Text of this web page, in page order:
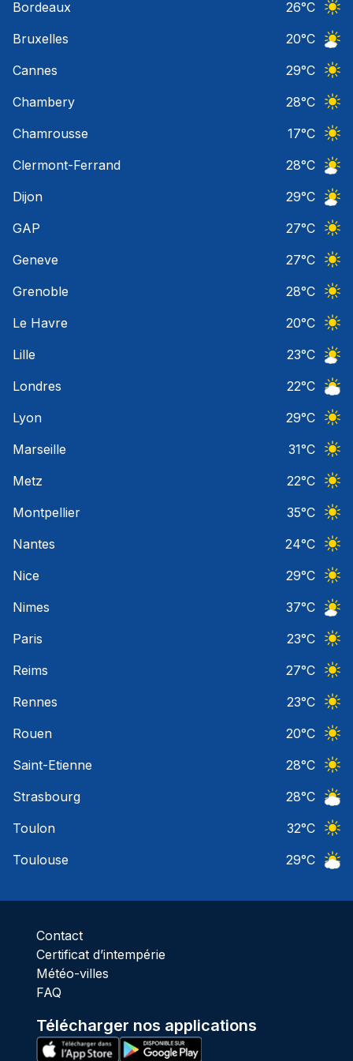
Bordeaux
26°C
Bruxelles
20°C
Cannes
29°C
Chambery
28°C
Chamrousse
17°C
Clermont-Ferrand
28°C
Dijon
29°C
GAP
27°C
Geneve
27°C
Grenoble
28°C
Le Havre
20°C
Lille
23°C
Londres
22°C
Lyon
29°C
Marseille
31°C
Metz
22°C
Montpellier
35°C
Nantes
24°C
Nice
29°C
Nimes
37°C
Paris
23°C
Reims
27°C
Rennes
23°C
Rouen
20°C
Saint-Etienne
28°C
Strasbourg
28°C
Toulon
32°C
Toulouse
29°C
Contact
Certificat d’intempérie
Météo-villes
FAQ
Télécharger nos applications